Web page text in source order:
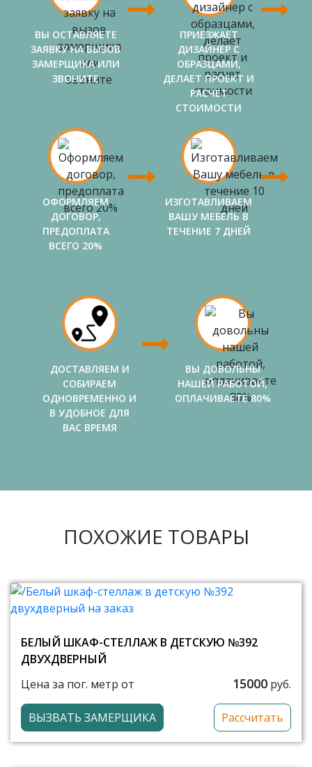
ВЫ ОСТАВЛЯЕТЕ
ЗАЯВКУ НА ВЫЗОВ
ЗАМЕРЩИКА ИЛИ
ЗВОНИТЕ
ПРИЕЗЖАЕТ
ДИЗАЙНЕР С
ОБРАЗЦАМИ,
ДЕЛАЕТ ПРОЕКТ И
РАСЧЕТ
СТОИМОСТИ
ОФОРМЛЯЕМ
ДОГОВОР,
ПРЕДОПЛАТА
ВСЕГО 20%
ИЗГОТАВЛИВАЕМ
ВАШУ МЕБЕЛЬ В
ТЕЧЕНИЕ 7 ДНЕЙ
ДОСТАВЛЯЕМ И
СОБИРАЕМ
ОДНОВРЕМЕННО И
В УДОБНОЕ ДЛЯ
ВАС ВРЕМЯ
ВЫ ДОВОЛЬНЫ
НАШЕЙ РАБОТОЙ,
ОПЛАЧИВАЕТЕ 80%
ПОХОЖИЕ ТОВАРЫ
БЕЛЫЙ ШКАФ-СТЕЛЛАЖ В ДЕТСКУЮ №392
ДВУХДВЕРНЫЙ
Цена за пог. метр от
15000 руб.
ВЫЗВАТЬ ЗАМЕРЩИКА Рассчитать